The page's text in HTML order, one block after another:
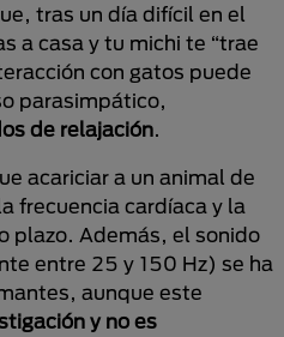
tras un día difícil en el
a casa y tu michi te “trae
con gatos puede
parasimpático,
de relajación.
acariciar a un animal de
frecuencia cardíaca y la
plazo. Además, el sonido
entre 25 y 150 Hz) se ha
aunque este
y no es